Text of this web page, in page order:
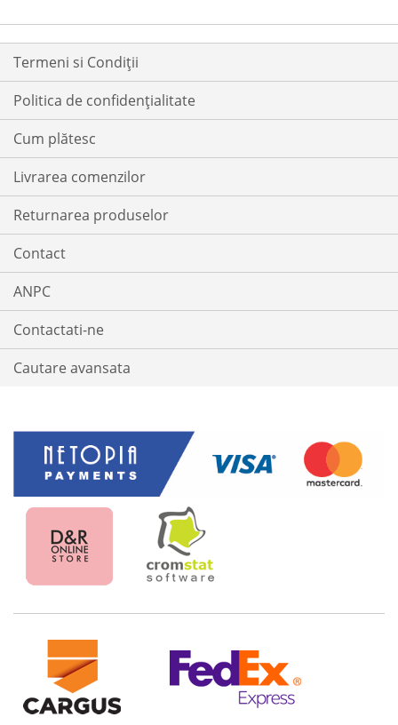
Termeni si Condiții
Politica de confidențialitate
Cum plătesc
Livrarea comenzilor
Returnarea produselor
Contact
ANPC
Contactati-ne
Cautare avansata